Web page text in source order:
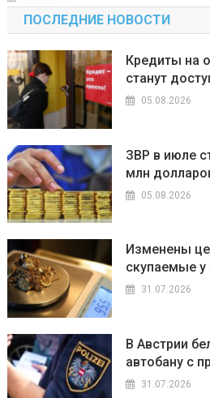
ПОСЛЕДНИЕ НОВОСТИ
Кредиты на
станут
05.08.2026
ЗВР в июле
млн
05.08.2026
Изменены
скупаемые у
31.07.2026
В Австрии
автобану с
31.07.2026